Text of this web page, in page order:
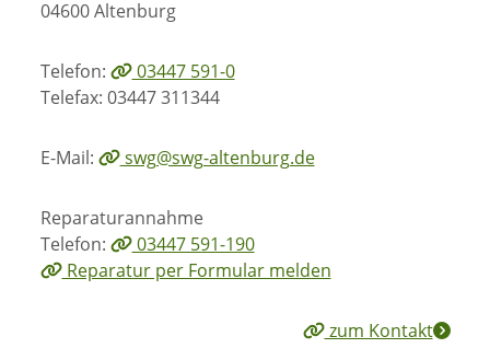
04600 Altenburg
Telefon:
03447 591-0
Telefax: 03447 311344
E-Mail: swg@swg-altenburg.de
Reparaturannahme
Telefon:
03447 591-190
Reparatur per Formular melden
zum Kontakt